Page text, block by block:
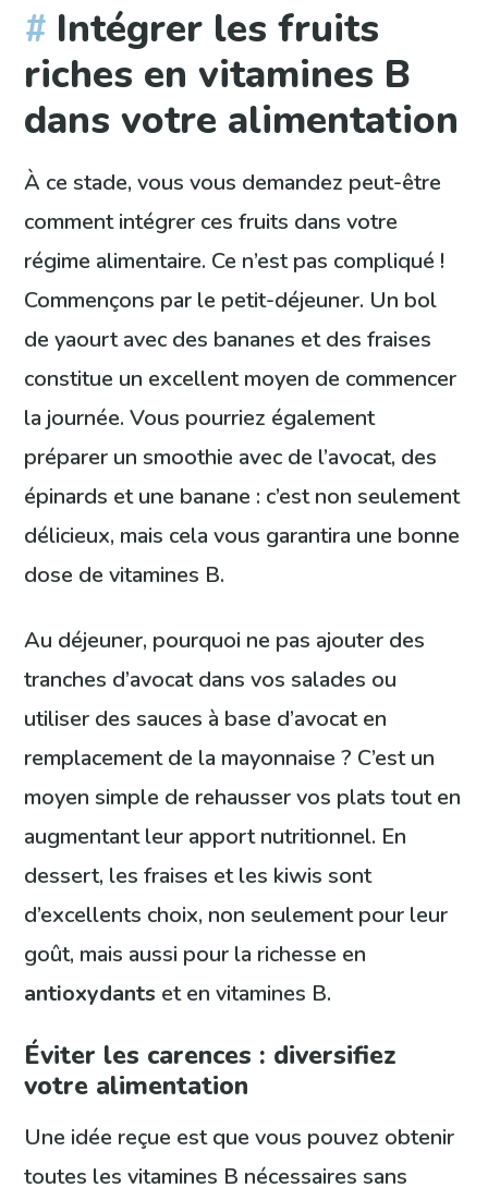
Intégrer les fruits
riches en vitamines B
dans votre alimentation
À ce stade, vous vous demandez peut-être
comment intégrer ces fruits dans votre
régime alimentaire. Ce n’est pas compliqué !
Commençons par le petit-déjeuner. Un bol
de yaourt avec des bananes et des fraises
constitue un excellent moyen de commencer
la journée. Vous pourriez également
préparer un smoothie avec de l’avocat, des
épinards et une banane : c’est non seulement
délicieux, mais cela vous garantira une bonne
dose de vitamines B.
Au déjeuner, pourquoi ne pas ajouter des
tranches d’avocat dans vos salades ou
utiliser des sauces à base d’avocat en
remplacement de la mayonnaise ? C’est un
moyen simple de rehausser vos plats tout en
augmentant leur apport nutritionnel. En
dessert, les fraises et les kiwis sont
d’excellents choix, non seulement pour leur
goût, mais aussi pour la richesse en
antioxydants et en vitamines B.
Éviter les carences : diversifiez
votre alimentation
Une idée reçue est que vous pouvez obtenir
toutes les vitamines B nécessaires sans